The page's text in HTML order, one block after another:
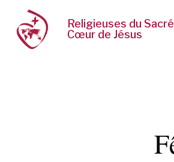
Religieuses du
Cœur de Jésus